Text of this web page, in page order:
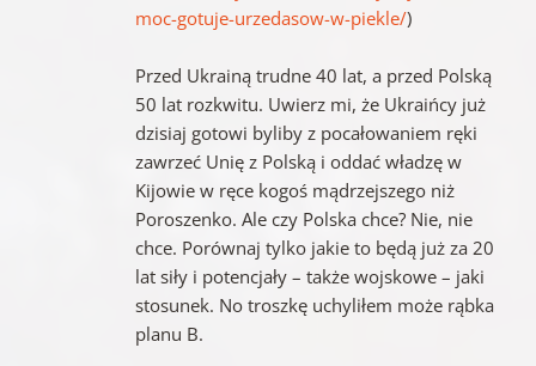
moc-gotuje-urzedasow-w-piekle/)
Przed Ukrainą trudne 40 lat, a przed Polską
50 lat rozkwitu. Uwierz mi, że Ukraińcy już
dzisiaj gotowi byliby z pocałowaniem ręki
zawrzeć Unię z Polską i oddać władzę w
Kijowie w ręce kogoś mądrzejszego niż
Poroszenko. Ale czy Polska chce? Nie, nie
chce. Porównaj tylko jakie to będą już za 20
lat siły i potencjały – także wojskowe – jaki
stosunek. No troszkę uchyliłem może rąbka
planu B.